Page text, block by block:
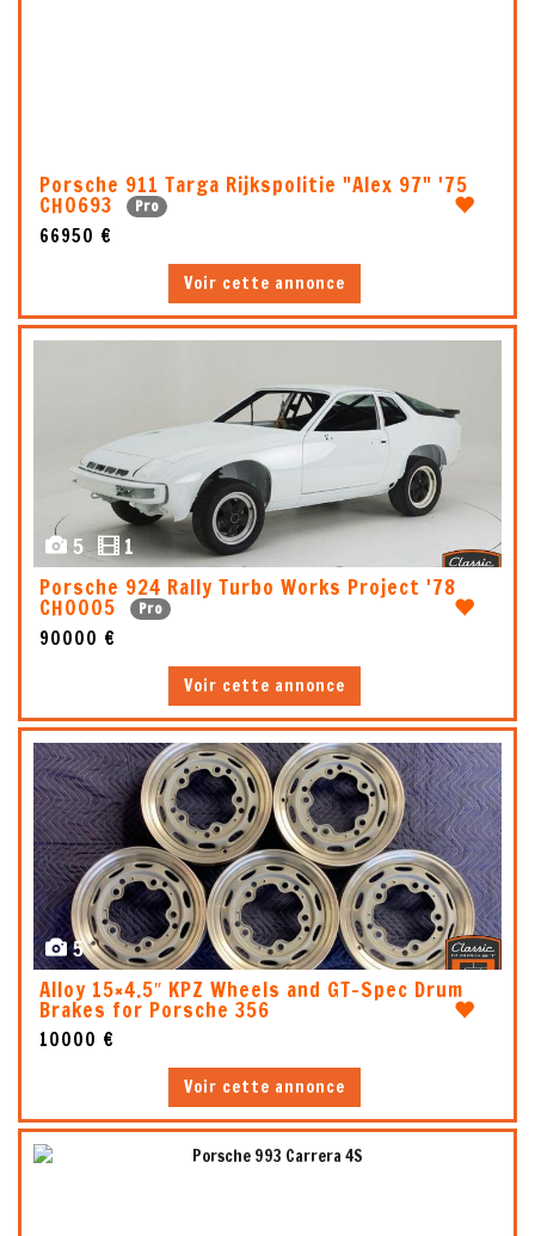
Porsche 911 Targa Rijkspolitie "Alex 97" '75
CH0693 Pro
66950 €
Voir cette annonce
5 1
Porsche 924 Rally Turbo Works Project '78
CH0005 Pro
90000 €
Voir cette annonce
5
Alloy 15×4.5″ KPZ Wheels and GT-Spec Drum
Brakes for Porsche 356
10000 €
Voir cette annonce